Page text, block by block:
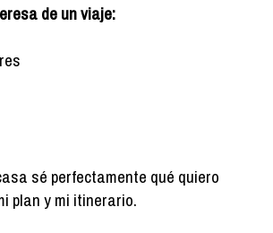
de un viaje:
sé perfectamente qué quiero
plan y mi itinerario.